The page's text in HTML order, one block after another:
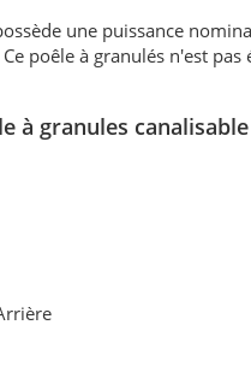
une puissance
poêle à granulés n'est
à granules